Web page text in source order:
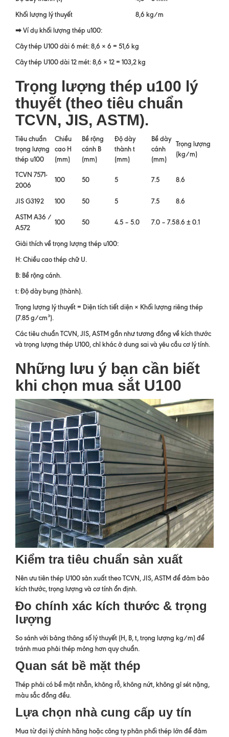
Khối lượng lý thuyết
8,6 kg/m
➡ Ví dụ khối lượng thép u100:
Cây thép U100 dài 6 mét: 8,6 × 6 = 51,6 kg
Cây thép U100 dài 12 mét: 8,6 × 12 = 103,2 kg
Trọng lượng thép u100 lý
thuyết (theo tiêu chuẩn
TCVN, JIS, ASTM).
Tiêu chuẩn
trọng lượng
thép u100
Chiều
cao H
(mm)
Bề rộng
cánh B
(mm)
Độ dày
thành t
(mm)
Bề dày
cánh
(mm)
Trọng lượng
(kg/m)
TCVN 7571-
2006
100 50 5 7.5 8.6
JIS G3192 100 50 5 7.5
8.6
ASTM A36 /
A572
100 50 4.5 – 5.0 7.0 – 7.58.6 ± 0.1
Giải thích về trọng lượng thép u100:
H: Chiều cao thép chữ U.
B: Bề rộng cánh.
t: Độ dày bụng (thành).
Trọng lượng lý thuyết = Diện tích tiết diện × Khối lượng riêng thép
(7.85 g/cm³).
Các tiêu chuẩn TCVN, JIS, ASTM gần như tương đồng về kích thước
và trọng lượng thép U100, chỉ khác ở dung sai và yêu cầu cơ lý tính.
Những lưu ý bạn cần biết
khi chọn mua sắt U100
Kiểm tra tiêu chuẩn sản xuất
Nên ưu tiên thép U100 sản xuất theo TCVN, JIS, ASTM để đảm bảo
kích thước, trọng lượng và cơ tính ổn định.
Đo chính xác kích thước & trọng
lượng
So sánh với bảng thông số lý thuyết (H, B, t, trọng lượng kg/m) để
tránh mua phải thép mỏng hơn quy chuẩn.
Quan sát bề mặt thép
Thép phải có bề mặt nhẵn, không rỗ, không nứt, không gỉ sét nặng,
màu sắc đồng đều.
Lựa chọn nhà cung cấp uy tín
Mua từ đại lý chính hãng hoặc công ty phân phối thép lớn để đảm